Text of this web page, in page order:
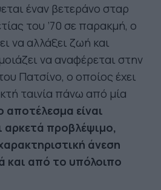
έναν βετεράνο σταρ
του ’70 σε παρακμή, ο
να αλλάξει ζωή και
να αναφέρεται στην
Πατσίνο, ο οποίος έχει
ταινία πάνω από μία
αποτέλεσμα είναι
αρκετά προβλέψιμο,
άνεση
και από το υπόλοιπο